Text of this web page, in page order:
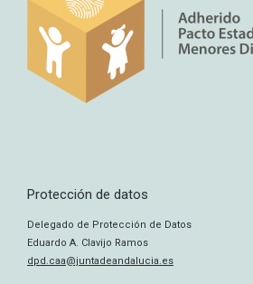
Protección de datos
Delegado de Protección de Datos
Eduardo A. Clavijo Ramos
dpd.caa@juntadeandalucia.es